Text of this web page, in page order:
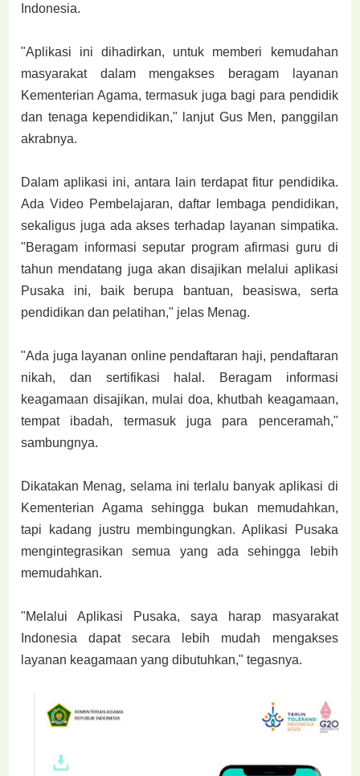
Indonesia.
"Aplikasi ini dihadirkan, untuk memberi kemudahan
masyarakat dalam mengakses beragam layanan
Kementerian Agama, termasuk juga bagi para pendidik
dan tenaga kependidikan," lanjut Gus Men, panggilan
akrabnya.
Dalam aplikasi ini, antara lain terdapat fitur pendidika.
Ada Video Pembelajaran, daftar lembaga pendidikan,
sekaligus juga ada akses terhadap layanan simpatika.
"Beragam informasi seputar program afirmasi guru di
tahun mendatang juga akan disajikan melalui aplikasi
Pusaka ini, baik berupa bantuan, beasiswa, serta
pendidikan dan pelatihan," jelas Menag.
"Ada juga layanan online pendaftaran haji, pendaftaran
nikah, dan sertifikasi halal. Beragam informasi
keagamaan disajikan, mulai doa, khutbah keagamaan,
tempat ibadah, termasuk juga para penceramah,"
sambungnya.
Dikatakan Menag, selama ini terlalu banyak aplikasi di
Kementerian Agama sehingga bukan memudahkan,
tapi kadang justru membingungkan. Aplikasi Pusaka
mengintegrasikan semua yang ada sehingga lebih
memudahkan.
"Melalui Aplikasi Pusaka, saya harap masyarakat
Indonesia dapat secara lebih mudah mengakses
layanan keagamaan yang dibutuhkan," tegasnya.